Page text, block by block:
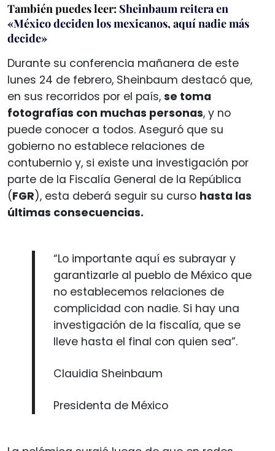
También puedes leer: Sheinbaum reitera en
«México deciden los mexicanos, aquí nadie más
decide»
Durante su conferencia mañanera de este
lunes 24 de febrero, Sheinbaum destacó que,
en sus recorridos por el país, se toma
fotografías con muchas personas, y no
puede conocer a todos. Aseguró que su
gobierno no establece relaciones de
contubernio y, si existe una investigación por
parte de la Fiscalía General de la República
(FGR), esta deberá seguir su curso hasta las
últimas consecuencias.
“Lo importante aquí es subrayar y
garantizarle al pueblo de México que
no establecemos relaciones de
complicidad con nadie. Si hay una
investigación de la fiscalía, que se
lleve hasta el final con quien sea”.
Clauidia Sheinbaum
Presidenta de México